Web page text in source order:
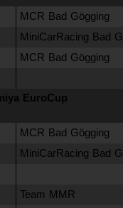
MCR Bad Gögging
MiniCarRacing Bad
MCR Bad Gögging
EuroCup
MCR Bad Gögging
MiniCarRacing Bad
Team MMR